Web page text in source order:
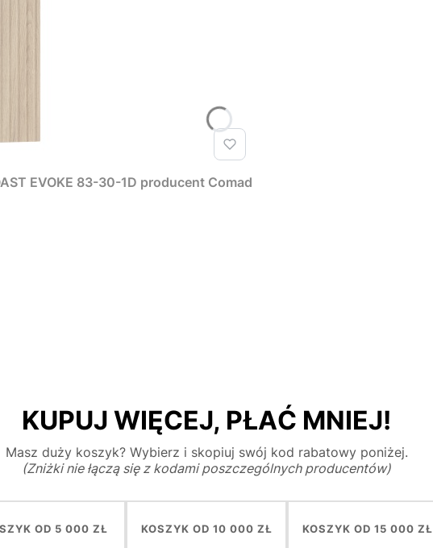
EVOKE 83-30-1D producent Comad
KUPUJ WIĘCEJ, PŁAĆ MNIEJ!
Masz duży koszyk? Wybierz i skopiuj swój kod rabatowy poniżej.
(Zniżki nie łączą się z kodami poszczególnych producentów)
OD 5 000 ZŁ KOSZYK OD 10 000 ZŁ KOSZYK OD 15 000 ZŁ